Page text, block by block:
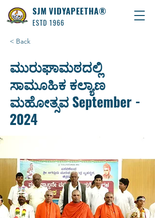
SJM VIDYAPEETHA®
ESTD 1966
< Back
ಮುರುಘಾಮಠದಲ್ಲಿ
ಸಾಮೂಹಿಕ ಕಲ್ಯಾಣ
ಮಹೋತ್ಸವ September -
2024